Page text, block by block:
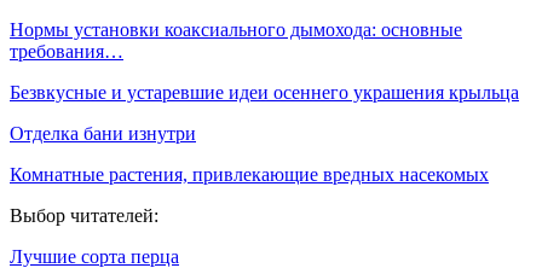
Нормы установки коаксиального дымохода: основные
требования…
Безвкусные и устаревшие идеи осеннего украшения крыльца
Отделка бани изнутри
Комнатные растения, привлекающие вредных насекомых
Выбор читателей:
Лучшие сорта перца